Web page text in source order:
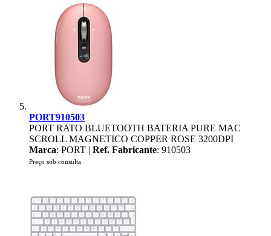
PORT910503
PORT RATO BLUETOOTH BATERIA PURE MAC
SCROLL MAGNETICO COPPER ROSE 3200DPI
Marca: PORT | Ref. Fabricante: 910503
Preço sob consulta